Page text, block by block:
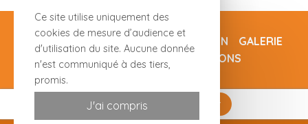
CHAMBRES OFFRES NOTRE RÉGION
GALERIE
CONTACT RÉSERVATIONS
Réserver
Ce site utilise uniquement des
cookies de mesure d’audience et
d'utilisation du site. Aucune donnée
n'est communiqué à des tiers,
promis.
J'ai compris